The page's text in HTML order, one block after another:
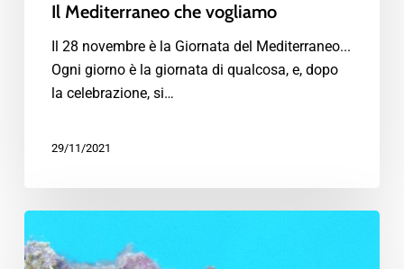
Il Mediterraneo che vogliamo
Il 28 novembre è la Giornata del Mediterraneo...
Ogni giorno è la giornata di qualcosa, e, dopo
la celebrazione, si…
29/11/2021